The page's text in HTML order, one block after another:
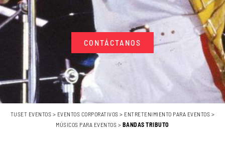
CONTÁCTANOS
TUSET EVENTOS > EVENTOS CORPORATIVOS > ENTRETENIMIENTO PARA EVENTOS >
MÚSICOS PARA EVENTOS > BANDAS TRIBUTO